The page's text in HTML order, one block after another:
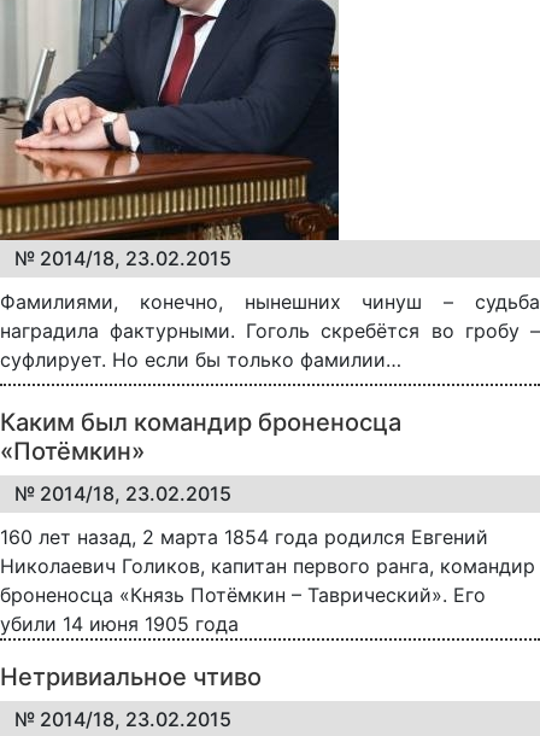
№ 2014/18, 23.02.2015
Фамилиями, конечно, нынешних чинуш – судьба
наградила фактурными. Гоголь скребётся во гробу –
суфлирует. Но если бы только фамилии…
Каким был командир броненосца
«Потёмкин»
№ 2014/18, 23.02.2015
160 лет назад, 2 марта 1854 года родился Евгений
Николаевич Голиков, капитан первого ранга, командир
броненосца «Князь Потёмкин – Таврический». Его
убили 14 июня 1905 года
Нетривиальное чтиво
№ 2014/18, 23.02.2015